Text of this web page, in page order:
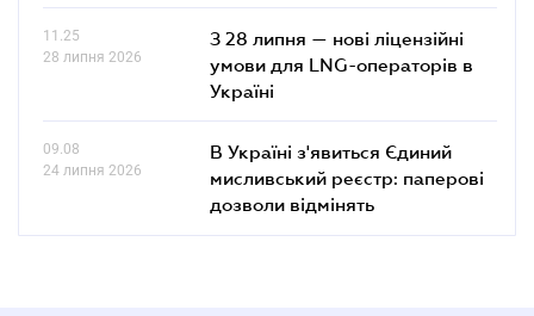
11.25
28 липня 2026
З 28 липня — нові ліцензійні
умови для LNG-операторів в
Україні
09.08
24 липня 2026
В Україні з'явиться Єдиний
мисливський реєстр: паперові
дозволи відмінять